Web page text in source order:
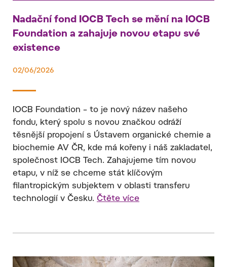
Nadační fond IOCB Tech se mění na IOCB
Foundation a zahajuje novou etapu své
existence
02/06/2026
IOCB Foundation – to je nový název našeho
fondu, který spolu s novou značkou odráží
těsnější propojení s Ústavem organické chemie a
biochemie AV ČR, kde má kořeny i náš zakladatel,
společnost IOCB Tech. Zahajujeme tím novou
etapu, v níž se chceme stát klíčovým
filantropickým subjektem v oblasti transferu
technologií v Česku. Čtěte více